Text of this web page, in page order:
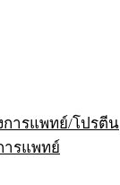
การแพทย์/โปรตีน
ารแพทย์